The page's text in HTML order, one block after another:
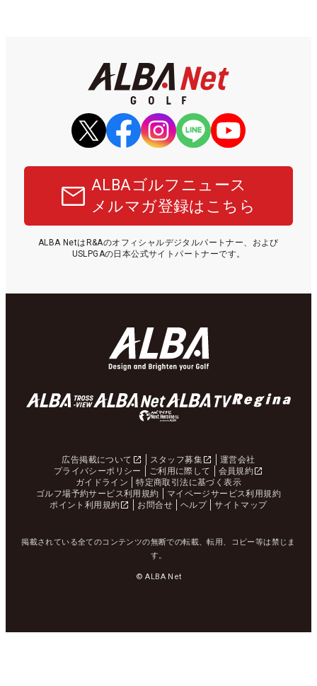
ALBAゴルフニュース
メルマガ登録はこちら
ALBA NetはR&Aのオフィシャルデジタルパートナー、および
USLPGAの日本公式サイトパートナーです。
広告掲載について スタッフ募集
運営会社
プライバシーポリシー
ご利用に際して
会員規約
ガイドライン
特定商取引法に基づく表示
ゴルフ場予約サービス利用規約
マイページサービス利用規約
ポイント利用規約
お問合せ ヘルプ サイトマップ
掲載されている全てのコンテンツの無断での転載、転用、コピー等は禁じま
す。
© ALBA Net